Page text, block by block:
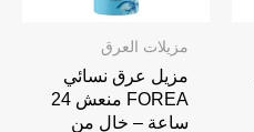
مزيلات العرق
مزيل عرق نسائي
FOREA منعش 24
ساعة – خالٍ من